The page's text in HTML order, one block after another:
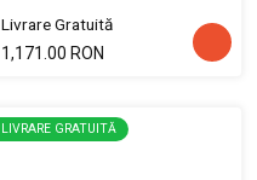
Livrare Gratuită
1,171.00 RON
LIVRARE GRATUITĂ